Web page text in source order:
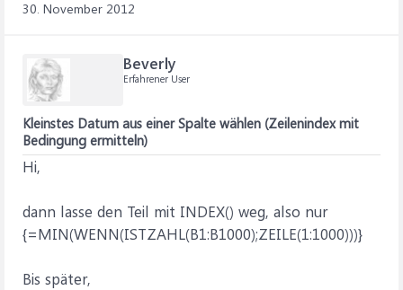
30. November 2012
Beverly
Erfahrener User
Kleinstes Datum aus einer Spalte wählen (Zeilenindex mit
Bedingung ermitteln)
Hi,
dann lasse den Teil mit INDEX() weg, also nur
{=MIN(WENN(ISTZAHL(B1:B1000);ZEILE(1:1000)))}
Bis später,